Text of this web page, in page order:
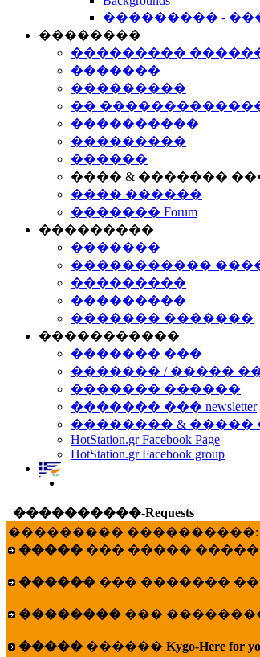
��������� -
��������
���������
�������
���������
��
����������
���������
������
���� & �������
���� ������
������� Forum
���������
�������
�����������
���������
���������
������� �������
�����������
������� ���
������� / �����
������� ������
������� ��� newsletter
�������� &
HotStation.gr Facebook Page
HotStation.gr Facebook group
����������-Requests
��������� ����������:
����� ��� �����
������ ��� �������
�������� ���
����� ������ Kygo-Here for